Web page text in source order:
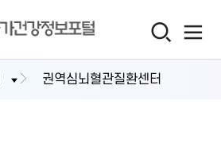
권역심뇌혈관질환센터